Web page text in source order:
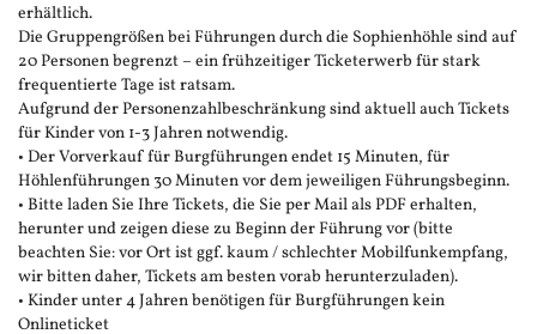
erhältlich.
Die Gruppengrößen bei Führungen durch die Sophienhöhle sind auf
20 Personen begrenzt – ein frühzeitiger Ticketerwerb für stark
frequentierte Tage ist ratsam.
Aufgrund der Personenzahlbeschränkung sind aktuell auch Tickets
für Kinder von 1-3 Jahren notwendig.
• Der Vorverkauf für Burgführungen endet 15 Minuten, für
Höhlenführungen 30 Minuten vor dem jeweiligen Führungsbeginn.
• Bitte laden Sie Ihre Tickets, die Sie per Mail als PDF erhalten,
herunter und zeigen diese zu Beginn der Führung vor (bitte
beachten Sie: vor Ort ist ggf. kaum / schlechter Mobilfunkempfang,
wir bitten daher, Tickets am besten vorab herunterzuladen).
• Kinder unter 4 Jahren benötigen für Burgführungen kein
Onlineticket